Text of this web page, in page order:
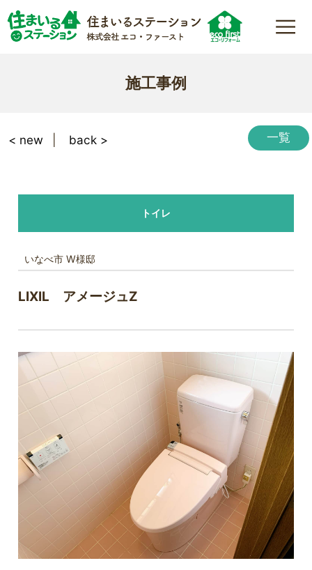
施工事例
一覧
< new back >
トイレ
いなべ市 W様邸
LIXIL アメージュZ